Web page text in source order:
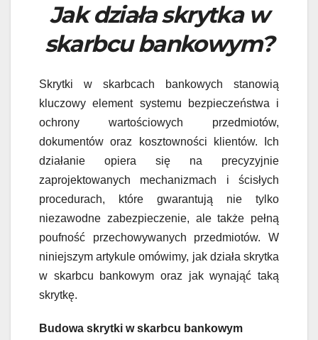
Jak działa skrytka w
skarbcu bankowym?
Skrytki w skarbcach bankowych stanowią
kluczowy element systemu bezpieczeństwa i
ochrony wartościowych przedmiotów,
dokumentów oraz kosztowności klientów. Ich
działanie opiera się na precyzyjnie
zaprojektowanych mechanizmach i ścisłych
procedurach, które gwarantują nie tylko
niezawodne zabezpieczenie, ale także pełną
poufność przechowywanych przedmiotów. W
niniejszym artykule omówimy, jak działa skrytka
w skarbcu bankowym oraz jak wynająć taką
skrytkę.
Budowa skrytki w skarbcu bankowym